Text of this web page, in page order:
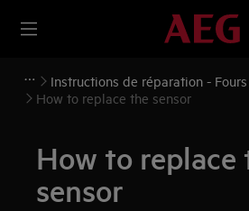
Instructions de réparation -
How to replace the sensor
How to replace
sensor